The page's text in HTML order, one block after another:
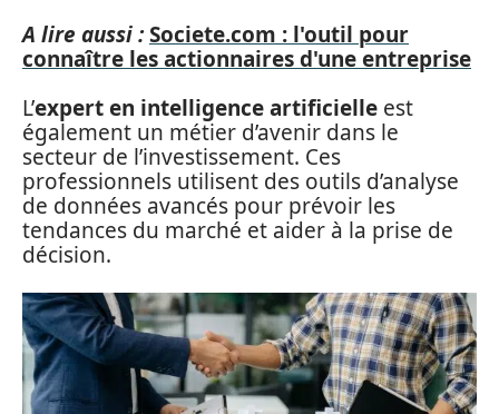
A lire aussi :Societe.com : l'outil pour
connaître les actionnaires d'une entreprise
L’expert en intelligence artificielle est
également un métier d’avenir dans le
secteur de l’investissement. Ces
professionnels utilisent des outils d’analyse
de données avancés pour prévoir les
tendances du marché et aider à la prise de
décision.